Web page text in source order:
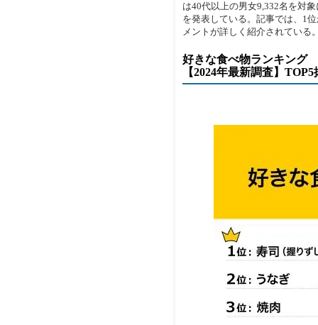
は40代以上の男女9,332名を対
を発表している。記事では、1
メントが詳しく紹介されている
好きな食べ物ランキング
【2024年最新調査】TOP5